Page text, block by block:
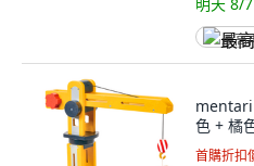
最高
mentari
色 + 橘
首購折扣